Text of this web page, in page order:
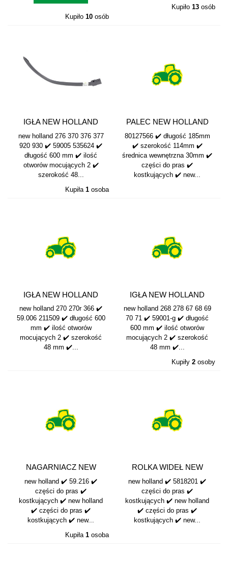
Kupiło 10 osób
Kupiło 13 osób
IGŁA NEW HOLLAND
535624 59005G
new holland 276 370 376 377
920 930 ✔️ 59005 535624 ✔️
długość 600 mm ✔️ ilość
otworów mocujących 2 ✔️
szerokość 48...
Kupiła 1 osoba
PALEC NEW HOLLAND
80127566
80127566 ✔️ długość 185mm
✔️ szerokość 114mm ✔️
średnica wewnętrzna 30mm ✔️
części do pras ✔️
kostkujących ✔️ new...
IGŁA NEW HOLLAND
59.006 211509
new holland 270 270r 366 ✔️
59.006 211509 ✔️ długość 600
mm ✔️ ilość otworów
mocujących 2 ✔️ szerokość
48 mm ✔️...
IGŁA NEW HOLLAND
59001-G
new holland 268 278 67 68 69
70 71 ✔️ 59001-g ✔️ długość
600 mm ✔️ ilość otworów
mocujących 2 ✔️ szerokość
48 mm ✔️...
Kupiły 2 osoby
NAGARNIACZ NEW
HOLLAND 59.216
new holland ✔️ 59.216 ✔️
części do pras ✔️
kostkujących ✔️ new holland
✔️ części do pras ✔️
kostkujących ✔️ new...
Kupiła 1 osoba
ROLKA WIDEŁ NEW
HOLLAND 5818201
new holland ✔️ 5818201 ✔️
części do pras ✔️
kostkujących ✔️ new holland
✔️ części do pras ✔️
kostkujących ✔️ new...